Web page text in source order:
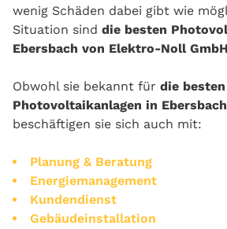
wenig Schäden dabei gibt wie
Situation sind die besten
Ebersbach von Elektro-Noll GmbH
Obwohl sie bekannt für die besten
Photovoltaikanlagen in Ebersbach
beschäftigen sie sich auch mit:
Planung & Beratung
Energiemanagement
Kundendienst
Gebäudeinstallation